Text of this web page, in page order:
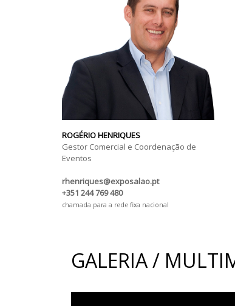
ROGÉRIO HENRIQUES
Gestor Comercial e Coordenação de
Eventos
rhenriques@exposalao.pt
+351 244 769 480
chamada para a rede fixa nacional
GALERIA /